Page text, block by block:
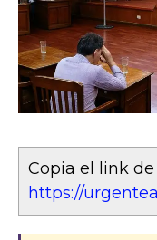
Copia el link
https://